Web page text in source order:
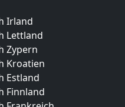
Irland
Lettland
Zypern
Kroatien
Estland
Finnland